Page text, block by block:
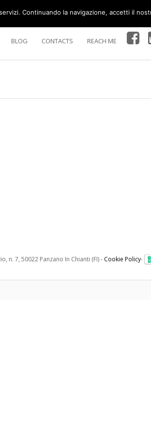
BLOG CONTACTS REACH ME
n. 7, 50022 Panzano In Chianti (FI) - Cookie Policy-
Continuando la navigazione, accetti il